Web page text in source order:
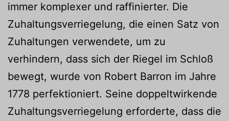
immer komplexer und raffinierter. Die
Zuhaltungsverriegelung, die einen Satz von
Zuhaltungen verwendete, um zu
verhindern, dass sich der Riegel im Schloß
bewegt, wurde von Robert Barron im Jahre
1778 perfektioniert. Seine doppeltwirkende
Zuhaltungsverriegelung erforderte, dass die